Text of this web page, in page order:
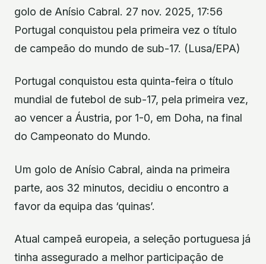
golo de Anísio Cabral. 27 nov. 2025, 17:56
Portugal conquistou pela primeira vez o título
de campeão do mundo de sub-17. (Lusa/EPA)
Portugal conquistou esta quinta-feira o título
mundial de futebol de sub-17, pela primeira vez,
ao vencer a Áustria, por 1-0, em Doha, na final
do Campeonato do Mundo.
Um golo de Anísio Cabral, ainda na primeira
parte, aos 32 minutos, decidiu o encontro a
favor da equipa das ‘quinas’.
Atual campeã europeia, a seleção portuguesa já
tinha assegurado a melhor participação de